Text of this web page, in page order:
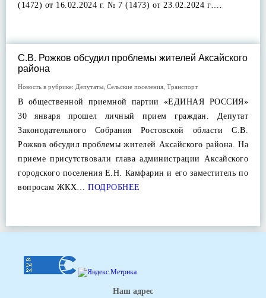
(1472) от 16.02.2024 г. № 7 (1473) от 23.02.2024 г….
С.В. Рожков обсудил проблемы жителей Аксайского
района
Новость в рубрике: Депутаты Сельские поселения Транспорт
В общественной приемной партии «ЕДИНАЯ РОССИЯ»
30 января прошел личный прием граждан. Депутат
Законодательного Собрания Ростовской области С.В.
Рожков обсудил проблемы жителей Аксайского района. На
приеме присутствовали глава администрации Аксайского
городского поселения Е.Н. Камфарин и его заместитель по
вопросам ЖКХ… ПОДРОБНЕЕ
Наш адрес